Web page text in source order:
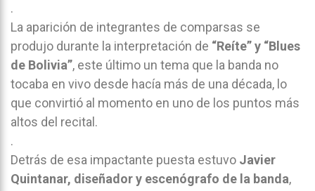
.
La aparición de integrantes de comparsas se
produjo durante la interpretación de “Reíte” y “Blues
de Bolivia”, este último un tema que la banda no
tocaba en vivo desde hacía más de una década, lo
que convirtió al momento en uno de los puntos más
altos del recital.
.
Detrás de esa impactante puesta estuvo Javier
Quintanar, diseñador y escenógrafo de la banda,